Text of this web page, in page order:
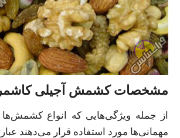
مشخصات کشمش آجیلی کاشمر
از جمله ویژگی‌هایی که انواع کشمش‌ها
مهمانی‌ها مورد استفاده قرار می‌دهند